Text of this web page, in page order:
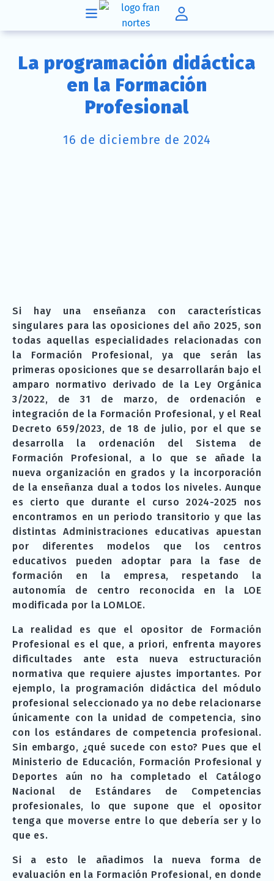
La programación didáctica
en la Formación
Profesional
16 de diciembre de 2024
Si hay una enseñanza con características
singulares para las oposiciones del año 2025, son
todas aquellas especialidades relacionadas con
la Formación Profesional, ya que serán las
primeras oposiciones que se desarrollarán bajo el
amparo normativo derivado de la Ley Orgánica
3/2022, de 31 de marzo, de ordenación e
integración de la Formación Profesional, y el Real
Decreto 659/2023, de 18 de julio, por el que se
desarrolla la ordenación del Sistema de
Formación Profesional, a lo que se añade la
nueva organización en grados y la incorporación
de la enseñanza dual a todos los niveles. Aunque
es cierto que durante el curso 2024-2025 nos
encontramos en un periodo transitorio y que las
distintas Administraciones educativas apuestan
por diferentes modelos que los centros
educativos pueden adoptar para la fase de
formación en la empresa, respetando la
autonomía de centro reconocida en la LOE
modificada por la LOMLOE.
La realidad es que el opositor de Formación
Profesional es el que, a priori, enfrenta mayores
dificultades ante esta nueva estructuración
normativa que requiere ajustes importantes. Por
ejemplo, la programación didáctica del módulo
profesional seleccionado ya no debe relacionarse
únicamente con la unidad de competencia, sino
con los estándares de competencia profesional.
Sin embargo, ¿qué sucede con esto? Pues que el
Ministerio de Educación, Formación Profesional y
Deportes aún no ha completado el Catálogo
Nacional de Estándares de Competencias
profesionales, lo que supone que el opositor
tenga que moverse entre lo que debería ser y lo
que es.
Si a esto le añadimos la nueva forma de
evaluación en la Formación Profesional, en donde